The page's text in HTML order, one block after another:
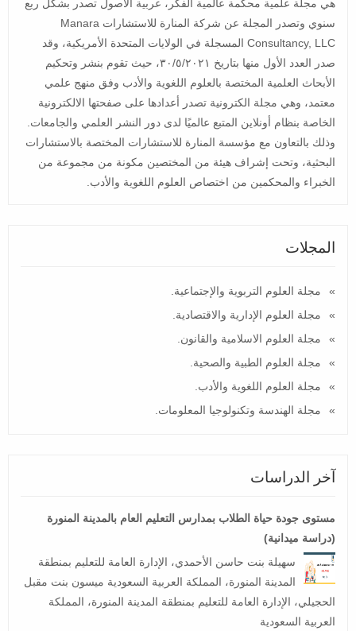
هي مجلة علمية محكمة عالمية الفكر، عربية الأصول تصدر بشكل ربع
سنوي وتصدر المجلة عن شركة المنارة للاستشارات Manara
Consultancy, LLC المسجلة في الولايات المتحدة الأمريكية، وقد
صدر العدد الأول منها بتاريخ ٣٠/٥/٢٠٢١، حيث تقوم بنشر وتحكيم
الأبحاث العلمية المختصة بالعلوم اللغوية والأدب وفق منهج علمي
معتمد، وهي مجلة الكترونية تصدر أعدادها على صفحتها الالكترونية
الخاصة بنظام أونلاين المتبع عالميًا لدى دور النشر العلمي والجامعات.
وذلك بالتعاون مع مؤسسة المنارة للاستشارات المختصة بالاستشارات
البحثية، وتحت إشراف هيئة من المختصين مكونة من مجموعة من
الخبراء والمحكمين من اختصاص العلوم اللغوية والأدب.
المجلات
مجلة العلوم التربوية والإجتماعية.
مجلة العلوم الإدارية والاقتصادية.
مجلة العلوم الاسلامية والقانون.
مجلة العلوم الطبية والصحية.
مجلة العلوم اللغوية والأدب.
مجلة الهندسة وتكنولوجيا المعلومات.
آخر الدراسات
مستوى جودة حياة الطلاب بمدارس التعليم العام بالمدينة المنورة
(دراسة ميدانية)
سهيلة بنت حاسن الأحمدي، الإدارة العامة للتعليم بمنطقة
المدينة المنورة، المملكة العربية السعودية ميسون بنت مقبل
الحجيلي، الإدارة العامة للتعليم بمنطقة المدينة المنورة، المملكة
العربية السعودية